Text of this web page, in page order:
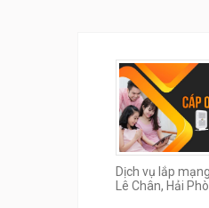
Dịch vụ lắp
Lê Chân, Hải